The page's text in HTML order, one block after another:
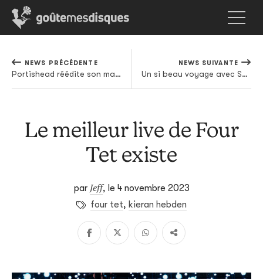
NEWS PRÉCÉDENTE
Portishead réédite son magistral Roseland NYC Live (et met de l'inédit dedans)
NEWS SUIVANTE
Un si beau voyage avec Sunna Margrét
Le meilleur live de Four
Tet existe
par Jeff, le 4 novembre 2023
four tet, kieran hebden